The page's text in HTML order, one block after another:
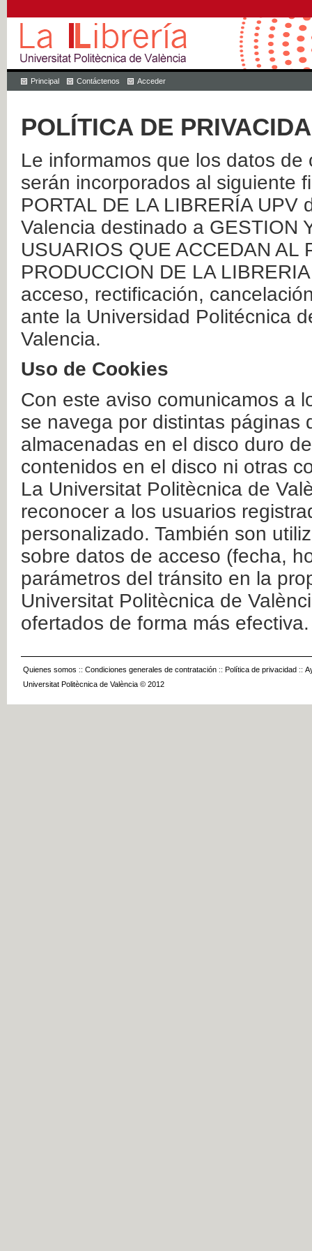
Principal Contáctenos Acceder
POLÍTICA DE
Le informamos que los datos
serán incorporados al siguiente
PORTAL DE LA LIBRERÍA
Valencia destinado a GESTION
USUARIOS QUE ACCEDAN AL
PRODUCCION DE LA
acceso, rectificación,
ante la Universidad Politécnica
Valencia.
Uso de Cookies
Con este aviso comunicamos a
se navega por distintas páginas
almacenadas en el disco duro
contenidos en el disco ni otras
La Universitat Politècnica de
reconocer a los usuarios
personalizado. También son
sobre datos de acceso (fecha,
parámetros del tránsito en la
Universitat Politècnica de
ofertados de forma más efectiva.
Quienes somos :: Condiciones generales de contratación :: Política de privacidad ::
Universitat Politècnica de València © 2012